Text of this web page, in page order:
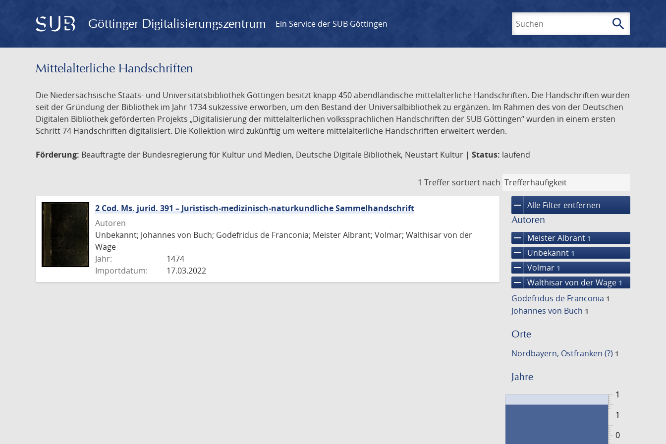
Göttinger Digitalisierungszentrum Ein Service der SUB Göttingen search
Mittelalterliche Handschriften
Die Niedersächsische Staats- und Universitätsbibliothek Göttingen besitzt knapp 450 abendländische mittelalterliche Handschriften. Die Handschriften wurden
seit der Gründung der Bibliothek im Jahr 1734 sukzessive erworben, um den Bestand der Universalbibliothek zu ergänzen. Im Rahmen des von der Deutschen
Digitalen Bibliothek geförderten Projekts „Digitalisierung der mittelalterlichen volkssprachlichen Handschriften der SUB Göttingen“ wurden in einem ersten
Schritt 74 Handschriften digitalisiert. Die Kollektion wird zukünftig um weitere mittelalterliche Handschriften erweitert werden.
Förderung: Beauftragte der Bundesregierung für Kultur und Medien, Deutsche Digitale Bibliothek, Neustart Kultur | Status: laufend
1 Treffer sortiert nach
remove Alle Filter entfernen
Autoren
remove Meister Albrant 1
remove Unbekannt 1
remove Volmar 1
remove Walthisar von der Wage 1
Godefridus de Franconia 1
Johannes von Buch 1
Orte
Nordbayern, Ostfranken (?) 1
Jahre
1
0
1
2 Cod. Ms. jurid. 391 – Juristisch-medizinisch-naturkundliche Sammelhandschrift
Autoren
Unbekannt; Johannes von Buch; Godefridus de Franconia; Meister Albrant; Volmar; Walthisar von der
Wage
Jahr:
1474
Importdatum:
17.03.2022